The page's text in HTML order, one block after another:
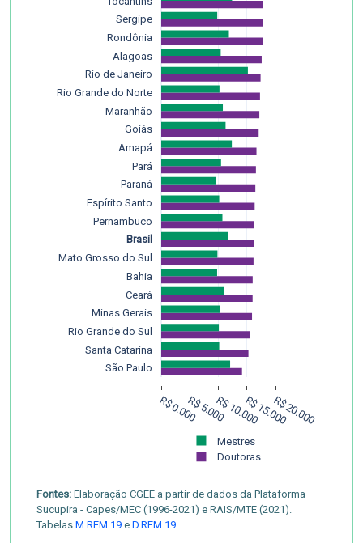
R$ 0.000R$ 5.000R$ 10.000R$ 15.000R$ 20.000
São Paulo
Santa Catarina
Rio Grande do Sul
Minas Gerais
Ceará
Bahia
Mato Grosso do Sul
Brasil
Pernambuco
Espírito Santo
Paraná
Pará
Amapá
Goiás
Maranhão
Rio Grande do Norte
Rio de Janeiro
Alagoas
Rondônia
Sergipe
Mestres
Doutoras
Fontes: Elaboração CGEE a partir de dados da Plataforma
Sucupira - Capes/MEC (1996-2021) e RAIS/MTE (2021).
Tabelas M.REM.19 e D.REM.19